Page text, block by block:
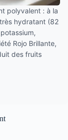
polyvalent : à la
hydratant (82
Rojo Brillante,
des fruits